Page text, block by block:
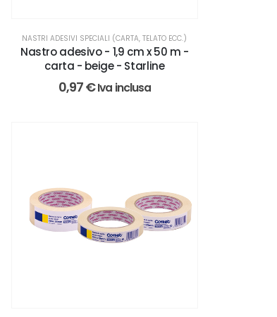
NASTRI ADESIVI SPECIALI (CARTA, TELATO ECC.)
Nastro adesivo - 1,9 cm x 50 m -
carta - beige - Starline
0,97€Iva inclusa